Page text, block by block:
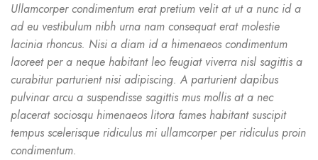
Ullamcorper condimentum erat pretium velit at ut a nunc id a
ad eu vestibulum nibh urna nam consequat erat molestie
lacinia rhoncus. Nisi a diam id a himenaeos condimentum
laoreet per a neque habitant leo feugiat viverra nisl sagittis a
curabitur parturient nisi adipiscing. A parturient dapibus
pulvinar arcu a suspendisse sagittis mus mollis at a nec
placerat sociosqu himenaeos litora fames habitant suscipit
tempus scelerisque ridiculus mi ullamcorper per ridiculus proin
condimentum.